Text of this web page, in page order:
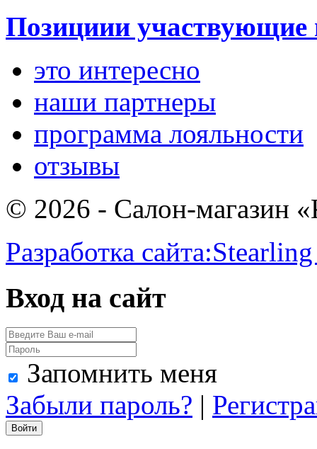
Позициии участвующие
это интересно
наши партнеры
программа лояльности
отзывы
© 2026 - Салон-магазин
Разработка сайта:
Вход на сайт
Запомнить меня
Забыли пароль? |